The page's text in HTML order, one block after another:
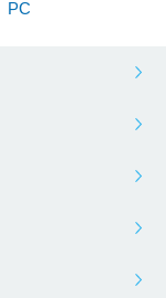
PC